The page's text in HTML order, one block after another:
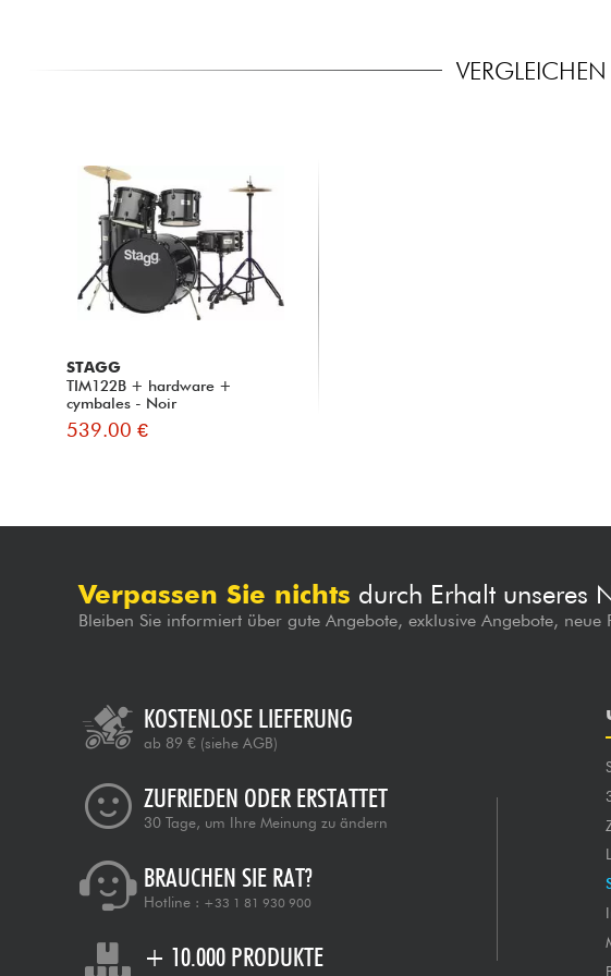
STAGG
TIM122B + hardware +
cymbales - Noir
539.00 €
Verpassen Sie nichts durch Erhalt unseres
Bleiben Sie informiert über gute Angebote, exklusive Angebote, neue
KOSTENLOSE LIEFERUNG
ab 89 € (siehe AGB)
ZUFRIEDEN ODER ERSTATTET
30 Tage, um Ihre Meinung zu ändern
BRAUCHEN SIE RAT?
Hotline : +33 1 81 930 900
+ 10.000 PRODUKTE